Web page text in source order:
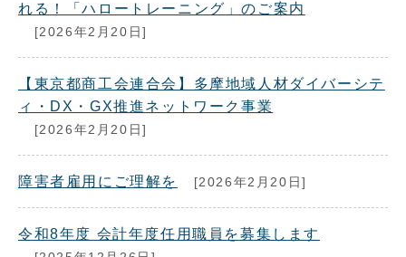
れる！「ハロートレーニング」のご案内
[2026年2月20日]
【東京都商工会連合会】多摩地域人材ダイバーシテ
ィ・DX・GX推進ネットワーク事業
[2026年2月20日]
障害者雇用にご理解を [2026年2月20日]
令和8年度 会計年度任用職員を募集します